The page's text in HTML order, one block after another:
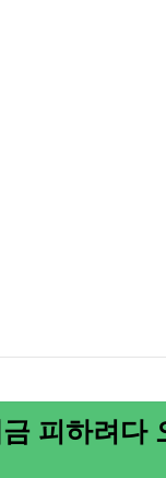
피하려다